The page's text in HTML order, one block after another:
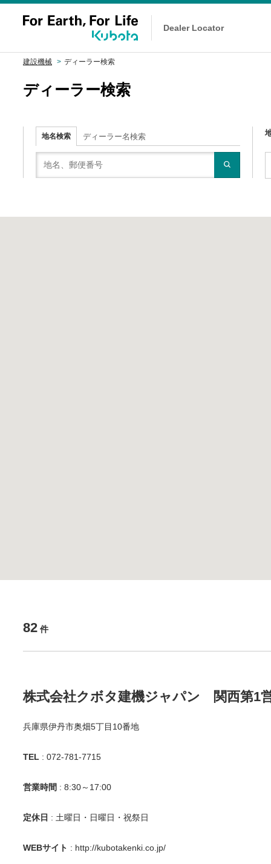
Dealer Locator
建設機械 ディーラー検索
ディーラー検索
地名検索 ディーラー名検索
82 件
株式会社クボタ建機ジャパン 関西第1
兵庫県伊丹市奥畑5丁目10番地
TEL : 072-781-7715
営業時間 : 8:30～17:00
定休日 : 土曜日・日曜日・祝祭日
WEBサイト : http://kubotakenki.co.jp/